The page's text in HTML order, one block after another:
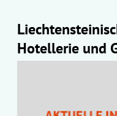
Hotellerie und